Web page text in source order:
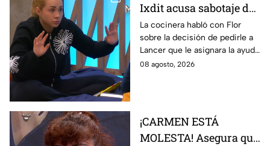
Ixdit acusa sabotaje de
Ramahá en la pasada
gala de salvación de
MasterChef 24/7
La cocinera habló con Flor
sobre la decisión de pedirle a
Lancer que le asignara la ayuda
de Ramahá y no la de Daniela
08 agosto, 2026
¡CARMEN ESTÁ
MOLESTA! Asegura que